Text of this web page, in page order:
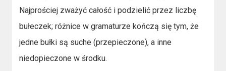
Najprościej zważyć całość i podzielić przez liczbę
bułeczek; różnice w gramaturze kończą się tym, że
jedne bułki są suche (przepieczone), a inne
niedopieczone w środku.